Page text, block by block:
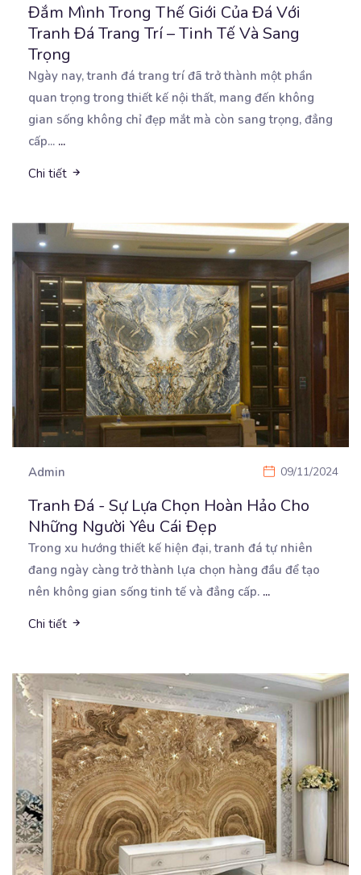
Đắm Mình Trong Thế Giới Của Đá Với
Tranh Đá Trang Trí – Tinh Tế Và Sang
Trọng
Ngày nay, tranh đá trang trí đã trở thành một phần
quan trọng trong thiết kế nội thất, mang đến không
gian sống không chỉ đẹp mắt mà còn sang trọng, đẳng
cấp... ...
Chi tiết
Admin 09/11/2024
Tranh Đá - Sự Lựa Chọn Hoàn Hảo Cho
Những Người Yêu Cái Đẹp
Trong xu hướng thiết kế hiện đại, tranh đá tự nhiên
đang ngày càng trở thành lựa chọn hàng đầu để tạo
nên không gian sống tinh tế và đẳng cấp. ...
Chi tiết